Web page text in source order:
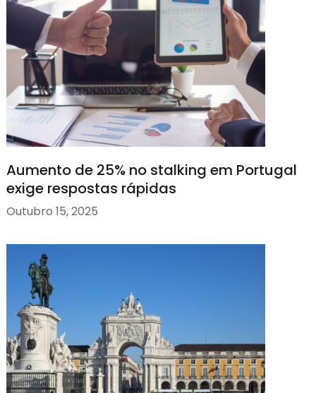
Aumento de 25% no stalking em Portugal
exige respostas rápidas
Outubro 15, 2025